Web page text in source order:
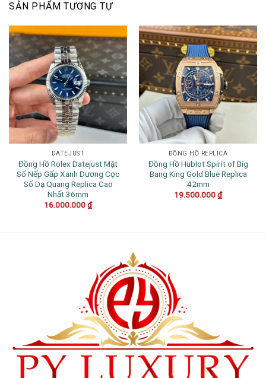
SẢN PHẨM TƯƠNG TỰ
DATEJUST
Đồng Hồ Rolex Datejust Mặt
Số Nếp Gấp Xanh Dương Cọc
Số Dạ Quang Replica Cao
Nhất 36mm
16.000.000₫
ĐỒNG HỒ REPLICA
Đồng Hồ Hublot Spirit of Big
Bang King Gold Blue Replica
42mm
19.500.000₫